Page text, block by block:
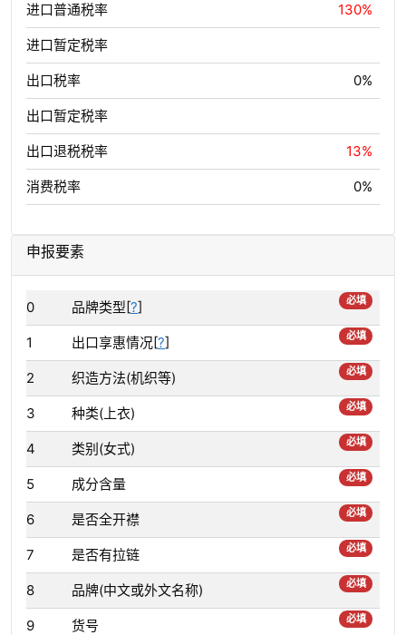
进口普通税率 130%
进口暂定税率
出口税率 0%
出口暂定税率
出口退税税率 13%
消费税率 0%
申报要素
0 品牌类型[?] 必填
1 出口享惠情况[?] 必填
2 织造方法(机织等) 必填
3 种类(上衣) 必填
4 类别(女式) 必填
5 成分含量 必填
6 是否全开襟 必填
7 是否有拉链 必填
8 品牌(中文或外文名称) 必填
9 货号 必填